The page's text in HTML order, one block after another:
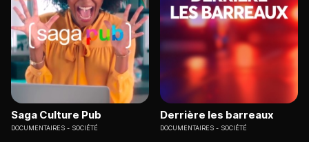
Saga Culture Pub
DOCUMENTAIRES SOCIÉTÉ
Derrière les barreaux
DOCUMENTAIRES SOCIÉTÉ